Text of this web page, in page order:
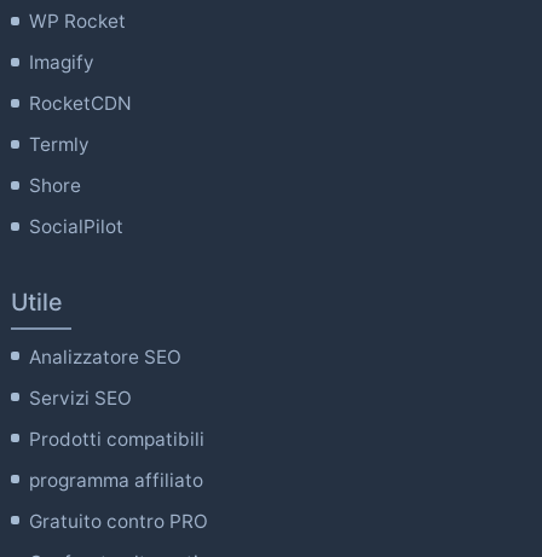
WP Rocket
Imagify
RocketCDN
Termly
Shore
SocialPilot
Utile
Analizzatore SEO
Servizi SEO
Prodotti compatibili
programma affiliato
Gratuito contro PRO